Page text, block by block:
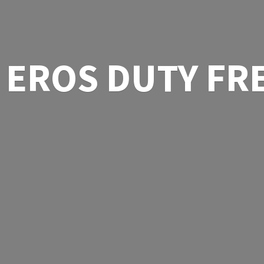
EROS DUTY